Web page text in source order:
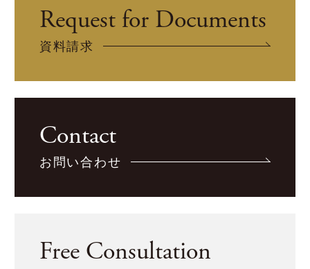
Request for Documents
資料請求
Contact
お問い合わせ
Free Consultation